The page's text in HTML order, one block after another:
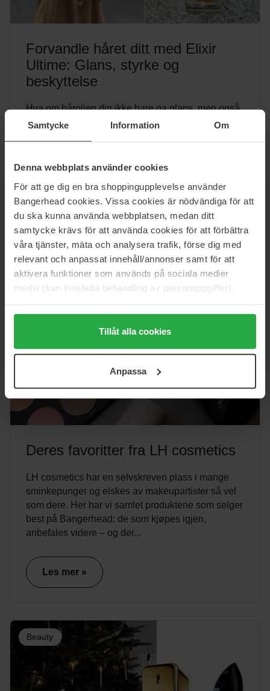
Samtycke Information Om
Denna webbplats använder cookies
För att ge dig en bra shoppingupplevelse använder
Bangerhead cookies. Vissa cookies är nödvändiga för att
du ska kunna använda webbplatsen, medan ditt
samtycke krävs för att använda cookies för att förbättra
våra tjänster, mäta och analysera trafik, förse dig med
relevant och anpassat innehåll/annonser samt för att
aktivera funktioner som används på sociala medier
media (kan innefatta behandling av personuppgifter).
Genom att trycka på "Tillåt alla cookies" accepterar du
alla cookies, medan du under "Detaljer" kan anpassa
användningen av cookies. Du kan när som helst återkalla
samt vår Integritetspolicy.
Tillåt alla cookies
Anpassa
Forvandle håret ditt med Elixir
Ultime: Glans, styrke og
beskyttelse
Hva om håroljen din ikke bare ga glans, men også
styrket håret ditt og beskyttet det mot varme?
denne...
Les mer »
Beauty
Deres favoritter fra LH cosmetics
LH cosmetics har en selvskreven plass i mange
sminkepunger og elskes av makeupartister så vel
som dere. Her har vi samlet produktene som selger
best på Bangerhead: de som kjøpes igjen,
anbefales videre – og der...
Les mer »
Beauty